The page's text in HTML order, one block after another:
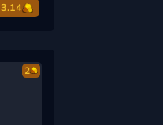
3.14
2